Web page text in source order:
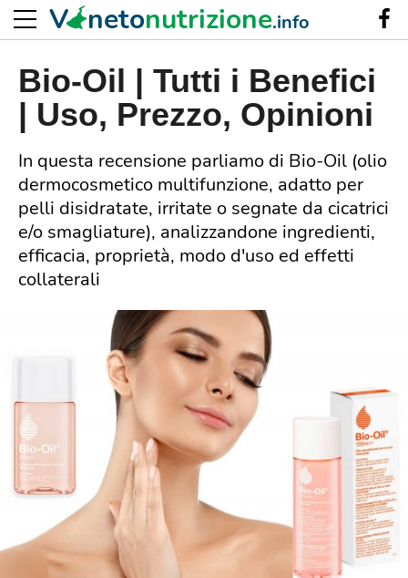
Bio-Oil | Tutti i Benefici
| Uso, Prezzo, Opinioni
In questa recensione parliamo di Bio-Oil (olio
dermocosmetico multifunzione, adatto per
pelli disidratate, irritate o segnate da cicatrici
e/o smagliature), analizzandone ingredienti,
efficacia, proprietà, modo d'uso ed effetti
collaterali
V netonutrizione.info